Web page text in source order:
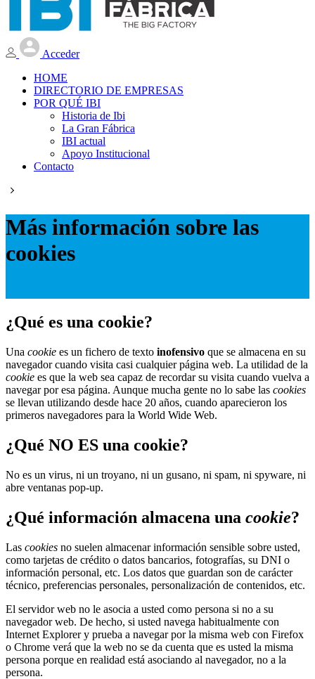
Acceder
HOME
DIRECTORIO DE EMPRESAS
POR QUÉ IBI
Historia de Ibi
La Gran Fábrica
IBI actual
Apoyo Institucional
Contacto
Más información sobre las
cookies
¿Qué es una cookie?
Una cookie es un fichero de texto inofensivo que se almacena en su
navegador cuando visita casi cualquier página web. La utilidad de la
cookie es que la web sea capaz de recordar su visita cuando vuelva a
navegar por esa página. Aunque mucha gente no lo sabe las cookies
se llevan utilizando desde hace 20 años, cuando aparecieron los
primeros navegadores para la World Wide Web.
¿Qué NO ES una cookie?
No es un virus, ni un troyano, ni un gusano, ni spam, ni spyware, ni
abre ventanas pop-up.
¿Qué información almacena una cookie?
Las cookies no suelen almacenar información sensible sobre usted,
como tarjetas de crédito o datos bancarios, fotografías, su DNI o
información personal, etc. Los datos que guardan son de carácter
técnico, preferencias personales, personalización de contenidos, etc.
El servidor web no le asocia a usted como persona si no a su
navegador web. De hecho, si usted navega habitualmente con
Internet Explorer y prueba a navegar por la misma web con Firefox
o Chrome verá que la web no se da cuenta que es usted la misma
persona porque en realidad está asociando al navegador, no a la
persona.